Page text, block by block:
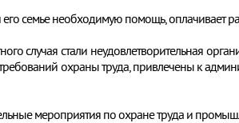
семье необходимую помощь, оплачивает
случая стали неудовлетворительная
охраны труда, привлечены к
мероприятия по охране труда и